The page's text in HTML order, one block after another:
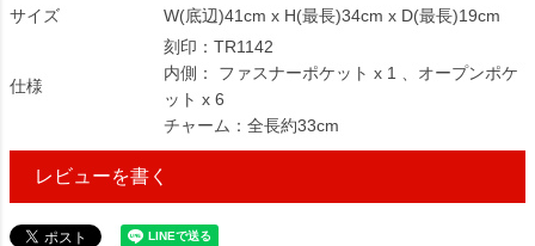
サイズ
W(底辺)41cm x H(最長)34cm x D(最長)19cm
仕様
刻印：TR1142
内側： ファスナーポケット x 1 、オープンポケ
ット x 6
チャーム：全長約33cm
レビューを書く